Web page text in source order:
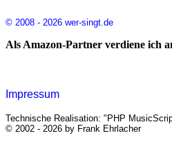
© 2008 - 2026 wer-singt.de
Als Amazon-Partner verdiene ich
Impressum
Technische Realisation: "PHP
© 2002 - 2026 by Frank Ehrlacher